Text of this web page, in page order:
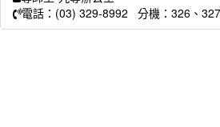
電話：(03) 329-8992 分機：326、327